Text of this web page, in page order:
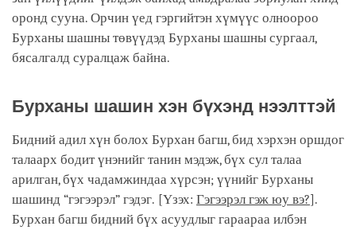
оронд сууна. Орчин үед гэргийтэн хүмүүс олноороо
Бурханы шашны төвүүдэд Бурханы шашны сургаал,
бясалгалд суралцаж байна.
Бурханы шашин хэн бүхэнд нээлттэй
Бидний адил хүн болох Бурхан багш, бид хэрхэн оршдог
талаарх бодит үнэнийг танин мэдэж, бүх сул талаа
арилган, бүх чадамжиндаа хүрсэн; үүнийг Бурханы
шашинд “гэгээрэл” гэдэг. [Үзэх: Гэгээрэл гэж юу вэ?].
Бурхан багш бидний бүх асуудлыг гараараа илбэн